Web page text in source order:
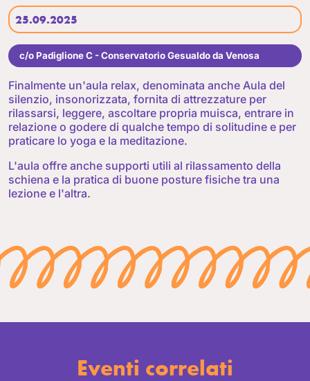
25.09.2025
c/o Padiglione C - Conservatorio Gesualdo da Venosa
Finalmente un'aula relax, denominata anche Aula del
silenzio, insonorizzata, fornita di attrezzature per
rilassarsi, leggere, ascoltare propria muisca, entrare in
relazione o godere di qualche tempo di solitudine e per
praticare lo yoga e la meditazione.
L'aula offre anche supporti utili al rilassamento della
schiena e la pratica di buone posture fisiche tra una
lezione e l'altra.
Eventi correlati